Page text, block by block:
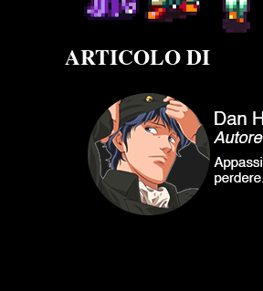
ARTICOLO DI